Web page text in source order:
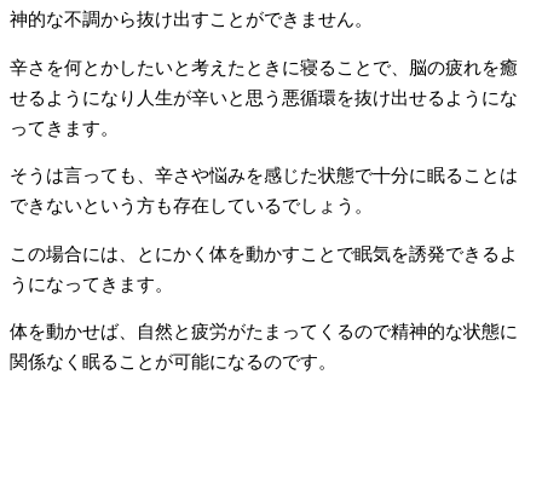
神的な不調から抜け出すことができません。
辛さを何とかしたいと考えたときに寝ることで、脳の疲れを癒
せるようになり人生が辛いと思う悪循環を抜け出せるようにな
ってきます。
そうは言っても、辛さや悩みを感じた状態で十分に眠ることは
できないという方も存在しているでしょう。
この場合には、とにかく体を動かすことで眠気を誘発できるよ
うになってきます。
体を動かせば、自然と疲労がたまってくるので精神的な状態に
関係なく眠ることが可能になるのです。